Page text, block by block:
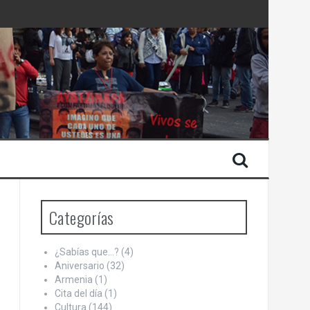
de Israel
Categorías
¿Sabías que…? (4)
Aniversario (32)
Armenia (1)
Cita del día (1)
Cultura (144)